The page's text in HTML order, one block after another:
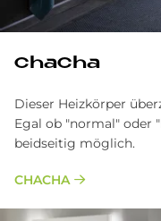
ChaCha
Dieser Heizkörper
Egal ob "normal" oder
beidseitig möglich.
CHACHA